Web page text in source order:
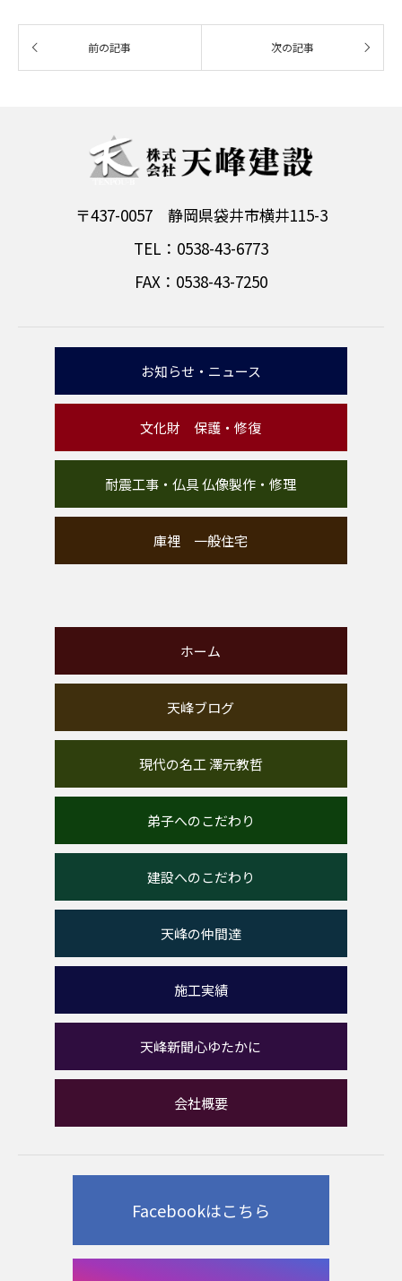
〒437-0057 静岡県袋井市横井115-3
TEL：0538-43-6773
FAX：0538-43-7250
お知らせ・ニュース
文化財 保護・修復
耐震工事・仏具 仏像製作・修理
庫裡 一般住宅
ホーム
天峰ブログ
現代の名工 澤元教哲
弟子へのこだわり
建設へのこだわり
天峰の仲間達
施工実績
天峰新聞心ゆたかに
会社概要
Facebookはこちら